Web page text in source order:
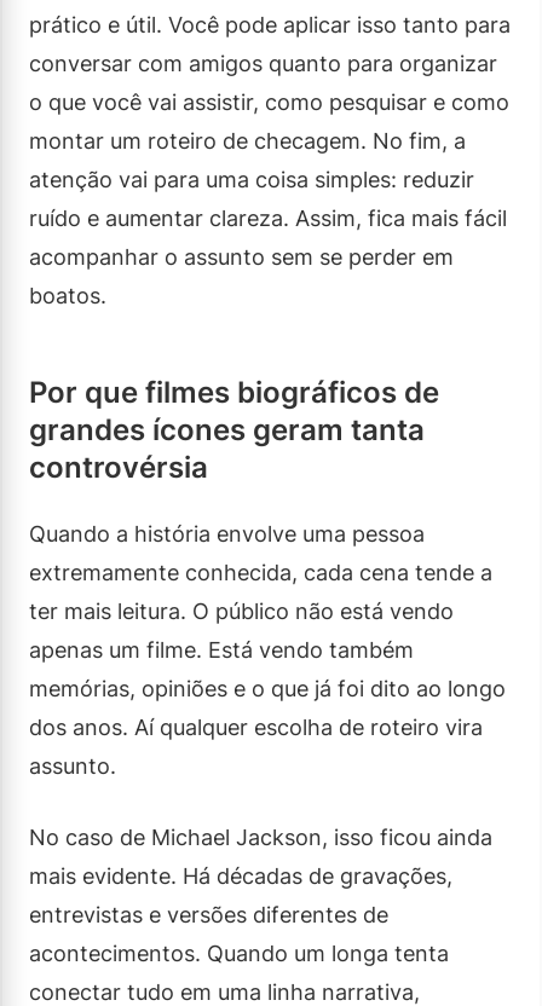
prático e útil. Você pode aplicar isso tanto para
conversar com amigos quanto para organizar
o que você vai assistir, como pesquisar e como
montar um roteiro de checagem. No fim, a
atenção vai para uma coisa simples: reduzir
ruído e aumentar clareza. Assim, fica mais fácil
acompanhar o assunto sem se perder em
boatos.
Por que filmes biográficos de
grandes ícones geram tanta
controvérsia
Quando a história envolve uma pessoa
extremamente conhecida, cada cena tende a
ter mais leitura. O público não está vendo
apenas um filme. Está vendo também
memórias, opiniões e o que já foi dito ao longo
dos anos. Aí qualquer escolha de roteiro vira
assunto.
No caso de Michael Jackson, isso ficou ainda
mais evidente. Há décadas de gravações,
entrevistas e versões diferentes de
acontecimentos. Quando um longa tenta
conectar tudo em uma linha narrativa,